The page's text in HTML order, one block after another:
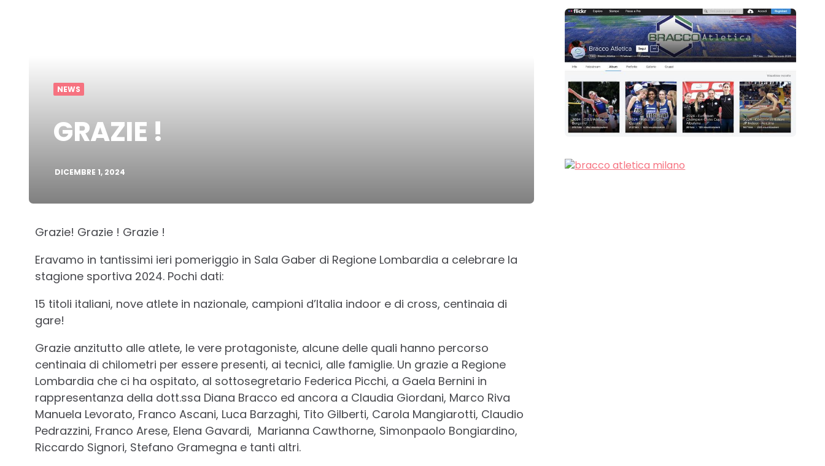
NEWS
GRAZIE !
DICEMBRE 1, 2024
Grazie! Grazie ! Grazie !
Eravamo in tantissimi ieri pomeriggio in Sala Gaber di Regione Lombardia a celebrare la
stagione sportiva 2024. Pochi dati:
15 titoli italiani, nove atlete in nazionale, campioni d’Italia indoor e di cross, centinaia di
gare!
Grazie anzitutto alle atlete, le vere protagoniste, alcune delle quali hanno percorso
centinaia di chilometri per essere presenti, ai tecnici, alle famiglie. Un grazie a Regione
Lombardia che ci ha ospitato, al sottosegretario Federica Picchi, a Gaela Bernini in
rappresentanza della dott.ssa Diana Bracco ed ancora a Claudia Giordani, Marco Riva
Manuela Levorato, Franco Ascani, Luca Barzaghi, Tito Gilberti, Carola Mangiarotti, Claudio
Pedrazzini, Franco Arese, Elena Gavardi, Marianna Cawthorne, Simonpaolo Bongiardino,
Riccardo Signori, Stefano Gramegna e tanti altri.